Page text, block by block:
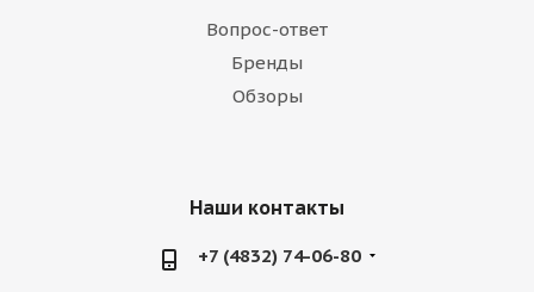
Вопрос-ответ
Бренды
Обзоры
Наши контакты
+7 (4832) 74-06-80